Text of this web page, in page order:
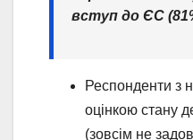
вступ до ЄС
Респонденти з
оцінкою стану
(зовсім не